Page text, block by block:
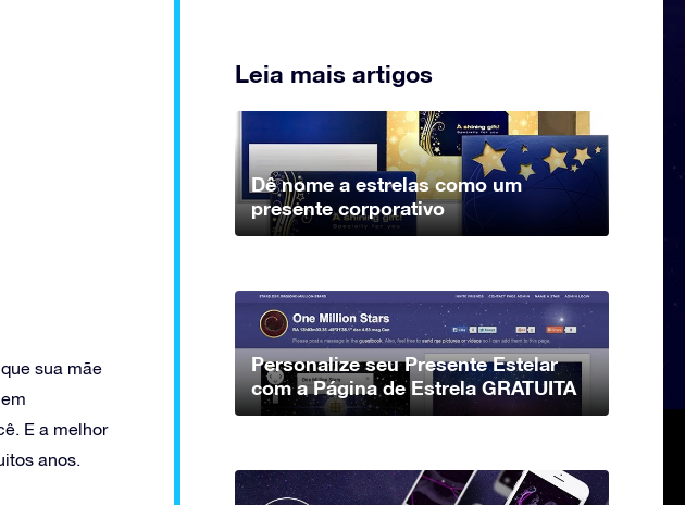
sua mãe
em
E a melhor
anos.
Leia mais artigos
Dê nome a estrelas como um
presente corporativo
Personalize seu Presente Estelar
com a Página de Estrela GRATUITA